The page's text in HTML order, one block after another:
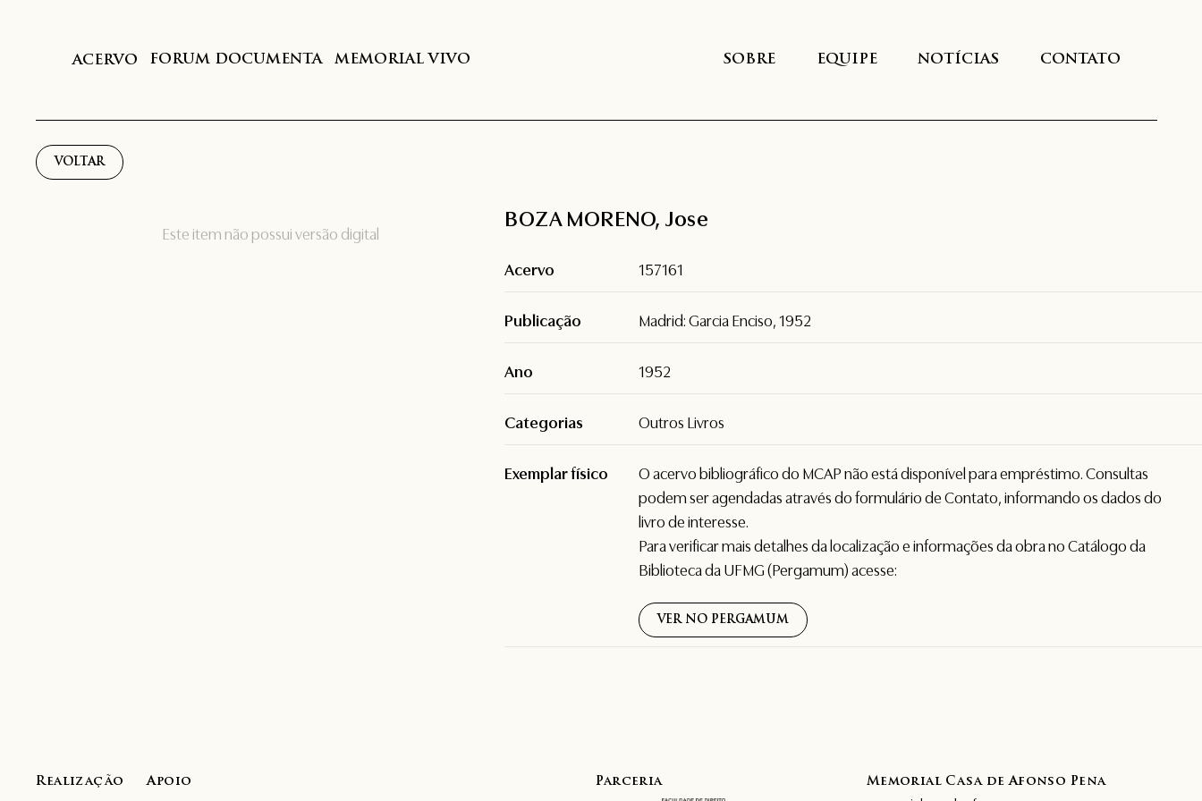
ACERVO FORUM DOCUMENTA MEMORIAL VIVO SOBRE EQUIPE NOTÍCIAS CONTATO
VOLTAR
Este item não possui versão digital
BOZA MORENO, Jose
Acervo 157161
Publicação Madrid: Garcia Enciso, 1952
Ano 1952
Categorias Outros Livros
Exemplar físico
O acervo bibliográfico do MCAP não está disponível para empréstimo. Consultas
podem ser agendadas através do formulário deContato, informando os dados do
livro de interesse.
Para verificar mais detalhes da localização e informações da obra no Catálogo da
Biblioteca da UFMG (Pergamum) acesse:
VER NO PERGAMUM
Realização Apoio Parceria Memorial Casa de Afonso Pena